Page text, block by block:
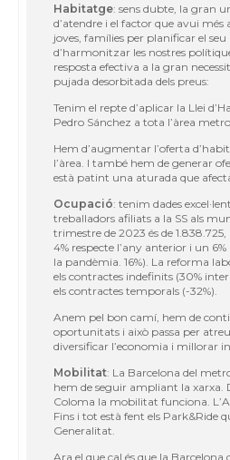
Habitatge: sens dubte, la gran
d’atendre i el factor que avui més
joves, famílies per planificar el seu
d’harmonitzar les nostres pol
resposta efectiva a la gran
pujada desorbitada dels preus:
Tenim el repte d’aplicar la Llei d’
Pedro Sánchez a tota l’àrea
Hem d’augmentar l’oferta d’
l’àrea. I també hem de generar
està patint una aturada que
Ocupació: tenim dades excel·
treballadors afiliats a la SS als
trimestre de 2023 és de
4% respecte l’any anterior i un
la pandèmia. 16%). La reforma
els contractes indefinits (30%
els contractes temporals (-32%).
Anem pel bon camí , hem de
oportunitats i això passa per
diversificar l’economia i millorar
Mobilitat: La Barcelona del
hem de seguir ampliant la xarxa.
Coloma la mobilitat funciona. L ’
Fins i tot està fent els Park&Ride
Generalitat.
Ara el que cal és que la Barcelona